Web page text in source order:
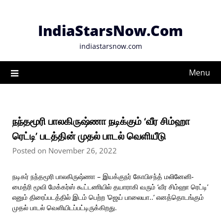
IndiaStarsNow.Com
indiastarsnow.com
Menu
நந்தமூரி பாலகிருஷ்ணா நடிக்கும் ‘வீர சிம்ஹா
ரெட்டி’ படத்தின் முதல் பாடல் வெளியீடு
Posted on November 26, 2022
நடிகர் நந்தமூரி பாலகிருஷ்ணா – இயக்குநர் கோபிசந்த் மலினேனி-
மைத்ரி மூவி மேக்கர்ஸ் கூட்டணியில் தயாராகி வரும் ‘வீர சிம்ஹா ரெட்டி’
எனும் திரைப்படத்தில் இடம் பெற்ற ‘ஜெய் பாலையா..’ எனத்தொடங்கும்
முதல் பாடல் வெளியிடப்பட்டிருக்கிறது.